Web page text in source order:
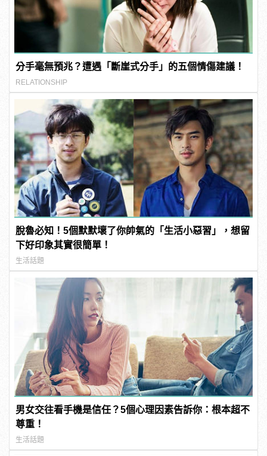
分手毫無預兆？遭遇「斷崖式分手」的五個情傷建議！
RELATIONSHIP
脫魯必知！5個默默壞了你帥氣的「生活小惡習」，想留
下好印象其實很簡單！
生活話題
男女交往看手機是信任？5個心理因素告訴你：根本超不
尊重！
生活話題